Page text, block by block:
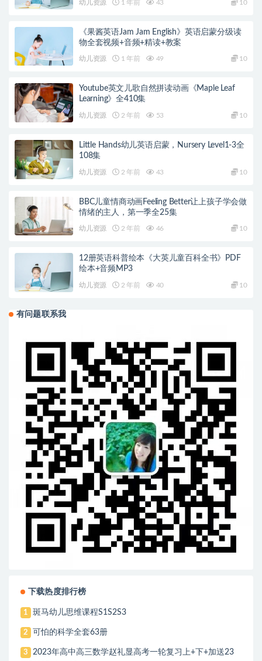
幼儿资源 1 年前 43 10
《果酱英语Jam Jam English》英语启蒙分级读
物全套视频+音频+精读+教案
幼儿资源 1 年前 49 10
Youtube英文儿歌自然拼读动画《Maple Leaf
Learning》全410集
幼儿资源 2 年前 53 10
Little Hands幼儿英语启蒙，Nursery Level1-3全
108集
幼儿资源 2 年前 43 10
BBC儿童情商动画Feeling Better让上孩子学会做
情绪的主人，第一季全25集
幼儿资源 2 年前 46 10
12册英语科普绘本《大英儿童百科全书》PDF
绘本+音频MP3
幼儿资源 2 年前 40 10
有问题联系我
下载热度排行榜
1 斑马幼儿思维课程S1S2S3
2 可怕的科学全套63册
3
2023年高中高三数学赵礼显高考一轮复习上+下+加送23